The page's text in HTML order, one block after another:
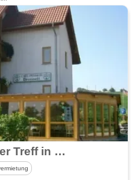
Pension Brunnett - der Treff in Bockenheim an der Weinstraße